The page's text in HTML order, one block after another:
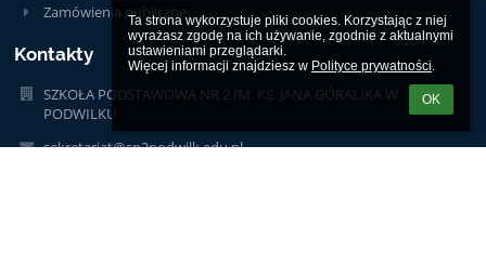
Ta strona wykorzystuje pliki cookies. Korzystając z niej
wyrażasz zgodę na ich używanie, zgodnie z aktualnymi
ustawieniami przeglądarki.
Więcej informacji znajdziesz w Polityce prywatności.
OK
Zamówienia publiczne
Kontakty
SZKOŁA PODSTAWOWA NR 2 IM. KS. JANA GÓRALIKA W
PODWILKU
sekretariat@sp2podwilk.edu.pl